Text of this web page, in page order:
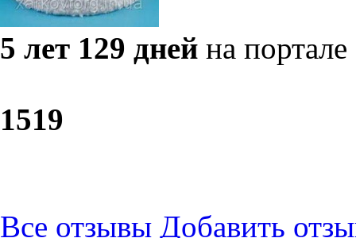
5 лет 129 дней на портале
1519
Все отзывы Добавить